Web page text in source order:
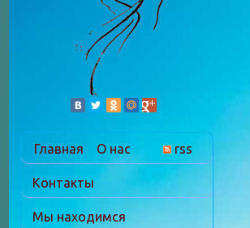
Главная О нас rss
Контакты
Мы находимся